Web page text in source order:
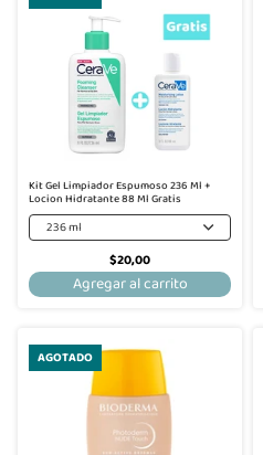
Kit Gel Limpiador Espumoso 236 Ml +
Locion Hidratante 88 Ml Gratis
236 ml
$20,00
Agregar al carrito
AGOTADO